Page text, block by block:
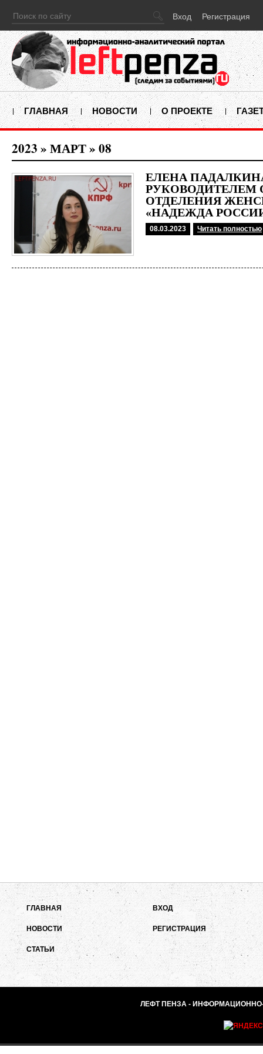
Вход Регистрация
ГЛАВНАЯ НОВОСТИ О ПРОЕКТЕ
2023 » МАРТ» 08
ЕЛЕНА
РУКОВОДИТЕЛЕМ
ОТДЕЛЕНИЯ
«НАДЕЖДА
08.03.2023 Читать полностью
ГЛАВНАЯ
НОВОСТИ
СТАТЬИ
ВХОД
РЕГИСТРАЦИЯ
ЛЕФТ ПЕНЗА - ИНФОРМАЦИОННО-